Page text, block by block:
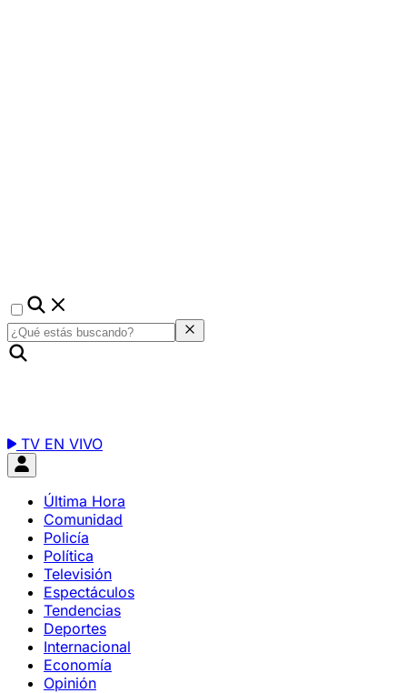
TV EN VIVO
Última Hora
Comunidad
Policía
Política
Televisión
Espectáculos
Tendencias
Deportes
Internacional
Economía
Opinión